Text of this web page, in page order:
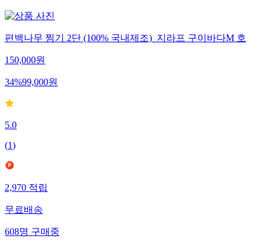
편백나무 찜기 2단 (100% 국내제조)_지라프 구이바다M 호
150,000원
34%99,000원
5.0
(1)
2,970 적립
무료배송
608명 구매중